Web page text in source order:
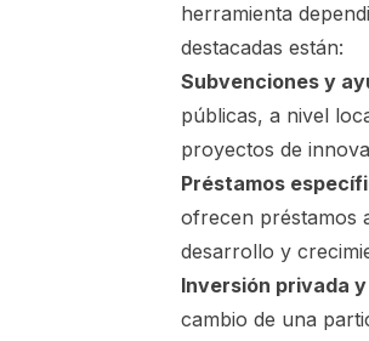
herramienta
destacadas están:
Subvenciones y
públicas, a nivel
proyectos de
Préstamos
ofrecen préstamos
desarrollo y
Inversión privada
cambio de una